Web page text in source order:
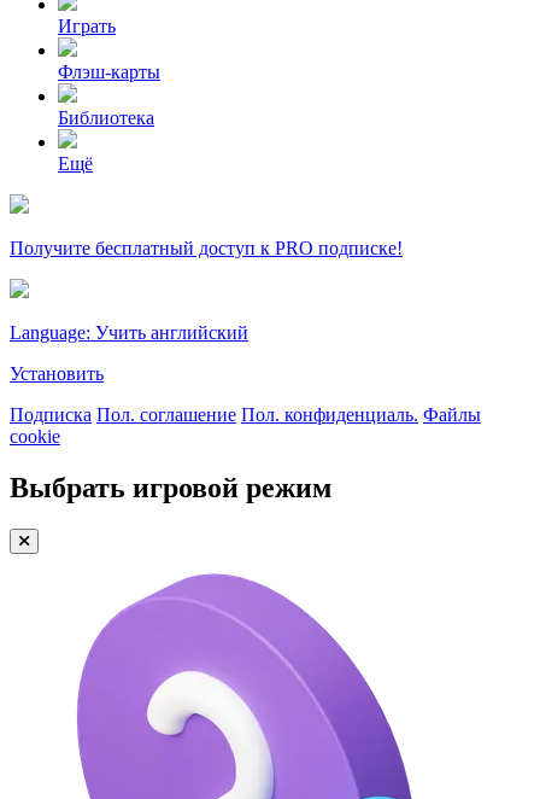
Играть
Флэш-карты
Библиотека
Ещё
Получите бесплатный доступ к PRO подписке!
Language: Учить английский
Установить
Подписка Пол. соглашение Пол. конфиденциаль. Файлы
cookie
Выбрать игровой режим